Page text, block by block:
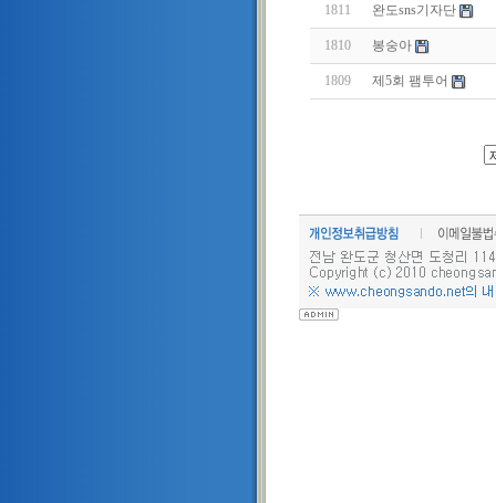
1811 완도sns기자단
1810 봉숭아
1809 제5회 팸투어